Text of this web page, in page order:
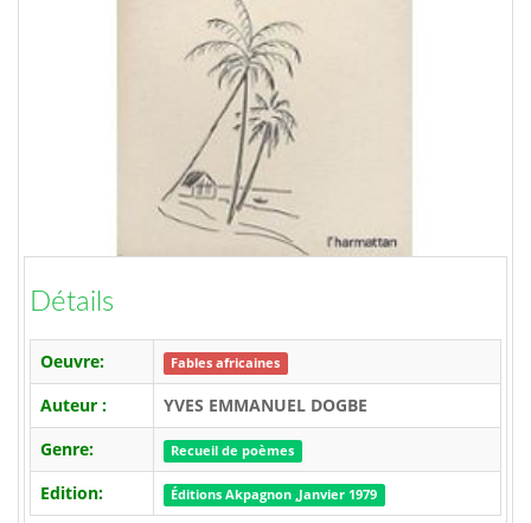
Détails
Oeuvre: Fables africaines
Auteur :
YVES EMMANUEL DOGBE
Genre:
Recueil de poèmes
Edition: Éditions Akpagnon ,Janvier 1979